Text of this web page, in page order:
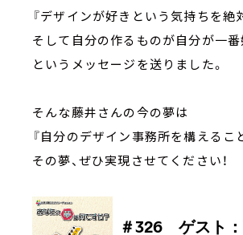
『デザインが好きという気持ちを絶
そして自分の作るものが自分が一
というメッセージを送りました。
そんな藤井さんの今の夢は
『自分のデザイン事務所を構えること
その夢、ぜひ実現させてください！